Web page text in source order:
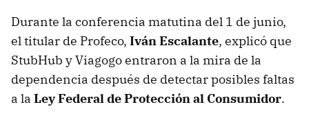
Durante la conferencia matutina del 1 de junio,
el titular de Profeco, Iván Escalante, explicó que
StubHub y Viagogo entraron a la mira de la
dependencia después de detectar posibles faltas
a la Ley Federal de Protección al Consumidor.